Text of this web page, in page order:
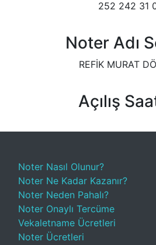
252 242 31
Noter Adı
REFİK MURAT
Açılış
Noter Nasıl Olunur?
Noter Ne Kadar Kazanır?
Noter Neden Pahalı?
Noter Onaylı Tercüme
Vekaletname Ücretleri
Noter Ücretleri